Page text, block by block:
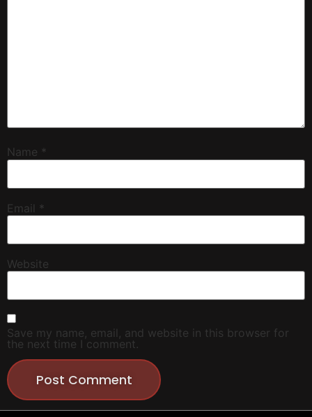
Name *
Email *
Website
Save my name, email, and website in this browser for
the next time I comment.